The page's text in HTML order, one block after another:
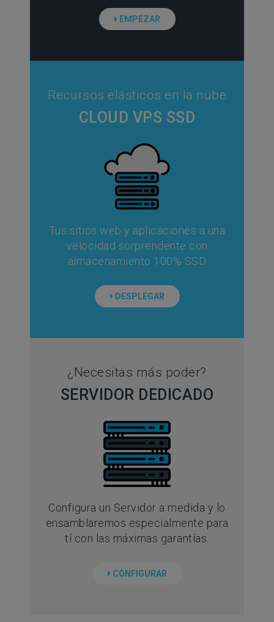
EMPEZAR
Recursos elásticos en la nube
CLOUD VPS SSD
Tus sitios web y aplicaciones a una
velocidad sorprendente con
almacenamiento 100% SSD
DESPLEGAR
¿Necesitas más poder?
SERVIDOR DEDICADO
Configura un Servidor a medida y lo
ensamblaremos especialmente para
tí con las máximas garantías.
CONFIGURAR